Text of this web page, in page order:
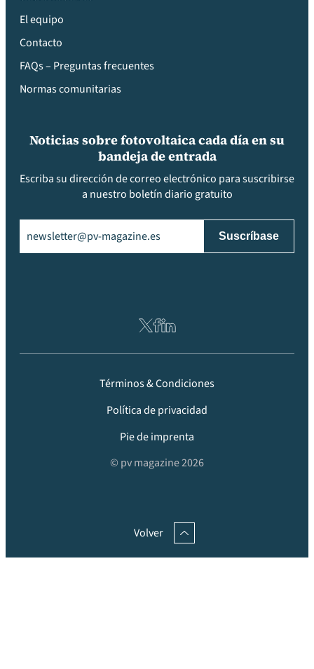
El equipo
Contacto
FAQs – Preguntas frecuentes
Normas comunitarias
Noticias sobre fotovoltaica cada día en su
bandeja de entrada
Escriba su dirección de correo electrónico para suscribirse
a nuestro boletín diario gratuito
Términos & Condiciones
Política de privacidad
Pie de imprenta
© pv magazine 2026
Volver